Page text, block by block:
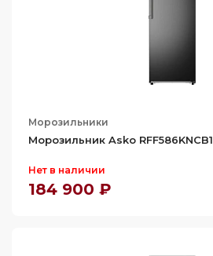
Морозильники
Морозильник Asko RFF586KNCB1
Нет в наличии
184 900 ₽